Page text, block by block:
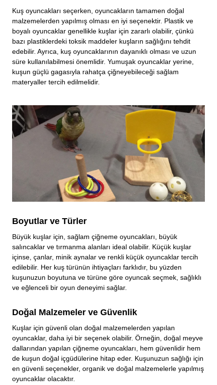
Kuş oyuncakları seçerken, oyuncakların tamamen doğal
malzemelerden yapılmış olması en iyi seçenektir. Plastik ve
boyalı oyuncaklar genellikle kuşlar için zararlı olabilir, çünkü
bazı plastiklerdeki toksik maddeler kuşların sağlığını tehdit
edebilir. Ayrıca, kuş oyuncaklarının dayanıklı olması ve uzun
süre kullanılabilmesi önemlidir. Yumuşak oyuncaklar yerine,
kuşun güçlü gagasıyla rahatça çiğneyebileceği sağlam
materyaller tercih edilmelidir.
Boyutlar ve Türler
Büyük kuşlar için, sağlam çiğneme oyuncakları, büyük
salıncaklar ve tırmanma alanları ideal olabilir. Küçük kuşlar
içinse, çanlar, minik aynalar ve renkli küçük oyuncaklar tercih
edilebilir. Her kuş türünün ihtiyaçları farklıdır, bu yüzden
kuşunuzun boyutuna ve türüne göre oyuncak seçmek, sağlıklı
ve eğlenceli bir oyun deneyimi sağlar.
Doğal Malzemeler ve Güvenlik
Kuşlar için güvenli olan doğal malzemelerden yapılan
oyuncaklar, daha iyi bir seçenek olabilir. Örneğin, doğal meyve
dallarından yapılan çiğneme oyuncakları, hem güvenlidir hem
de kuşun doğal içgüdülerine hitap eder. Kuşunuzun sağlığı için
en güvenli seçenekler, organik ve doğal malzemelerle yapılmış
oyuncaklar olacaktır.